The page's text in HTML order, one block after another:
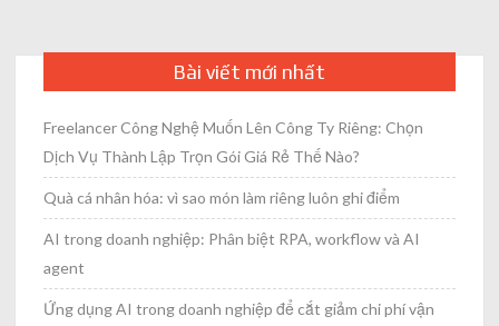
Bài viết mới nhất
Freelancer Công Nghệ Muốn Lên Công Ty Riêng: Chọn
Dịch Vụ Thành Lập Trọn Gói Giá Rẻ Thế Nào?
Quà cá nhân hóa: vì sao món làm riêng luôn ghi điểm
AI trong doanh nghiệp: Phân biệt RPA, workflow và AI
agent
Ứng dụng AI trong doanh nghiệp để cắt giảm chi phí vận